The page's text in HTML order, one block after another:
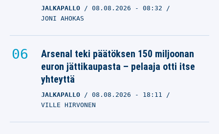
JALKAPALLO 08.08.2026 - 08:32
JONI AHOKAS
Arsenal teki päätöksen 150 miljoonan
euron jättikaupasta – pelaaja otti itse
yhteyttä
JALKAPALLO 08.08.2026 - 18:11
VILLE HIRVONEN